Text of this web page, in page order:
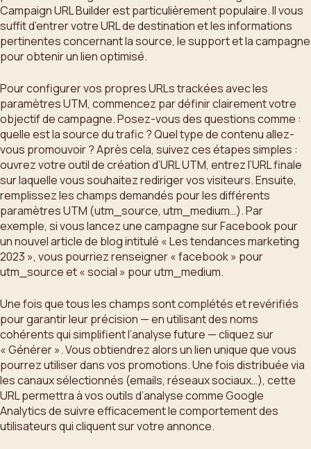
Campaign URL Builder est particulièrement populaire. Il vous
suffit d’entrer votre URL de destination et les informations
pertinentes concernant la source, le support et la campagne
pour obtenir un lien optimisé.
Pour configurer vos propres URLs trackées avec les
paramètres UTM, commencez par définir clairement votre
objectif de campagne. Posez-vous des questions comme :
quelle est la source du trafic ? Quel type de contenu allez-
vous promouvoir ? Après cela, suivez ces étapes simples :
ouvrez votre outil de création d’URL UTM, entrez l’URL finale
sur laquelle vous souhaitez rediriger vos visiteurs. Ensuite,
remplissez les champs demandés pour les différents
paramètres UTM (utm_source, utm_medium…). Par
exemple, si vous lancez une campagne sur Facebook pour
un nouvel article de blog intitulé « Les tendances marketing
2023 », vous pourriez renseigner « facebook » pour
utm_source et « social » pour utm_medium.
Une fois que tous les champs sont complétés et revérifiés
pour garantir leur précision — en utilisant des noms
cohérents qui simplifient l’analyse future — cliquez sur
« Générer ». Vous obtiendrez alors un lien unique que vous
pourrez utiliser dans vos promotions. Une fois distribuée via
les canaux sélectionnés (emails, réseaux sociaux…), cette
URL permettra à vos outils d’analyse comme Google
Analytics de suivre efficacement le comportement des
utilisateurs qui cliquent sur votre annonce.